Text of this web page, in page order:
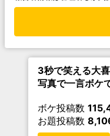
3秒で笑える大
写真で一言ボケ
ボケ投稿数
お題投稿数